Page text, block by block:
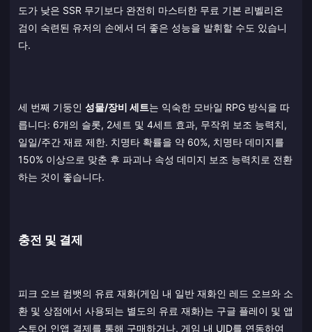
도가 낮은 SSR 무기보다 완전히 마스터한 무료 기본 리벨리온
검이 숙련된 유저의 손에서 더 좋은 성능을 발휘할 수도 있습니
다.
세 번째 기둥인 성물/장비 세트는 익숙한 모바일 RPG 방식을 따
릅니다: 6개의 슬롯, 2세트 및 4세트 효과, 무작위 보조 능력치,
일일/주간 재료 제한. 치명타 확률을 약 60%, 치명타 데미지를
150% 이상으로 맞춘 후 파괴나 속성 데미지 보조 능력치로 전환
하는 것이 좋습니다.
충전 및 결제
피크 오브 컴뱃의 유료 재화(게임 내 일반 재화인 레드 오브와 소
환 및 상점에서 사용되는 별도의 유료 재화)는 구글 플레이 및 앱
스토어 인앱 결제를 통해 구매하거나, 게임 내 UID를 연동하여